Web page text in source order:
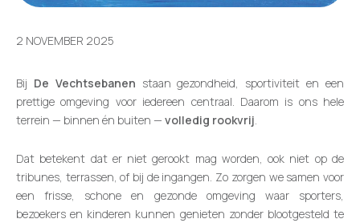
2 NOVEMBER 2025
Bij De Vechtsebanen staan gezondheid, sportiviteit en een
prettige omgeving voor iedereen centraal. Daarom is ons hele
terrein — binnen én buiten — volledig rookvrij.
Dat betekent dat er niet gerookt mag worden, ook niet op de
tribunes, terrassen, of bij de ingangen. Zo zorgen we samen voor
een frisse, schone en gezonde omgeving waar sporters,
bezoekers en kinderen kunnen genieten zonder blootgesteld te